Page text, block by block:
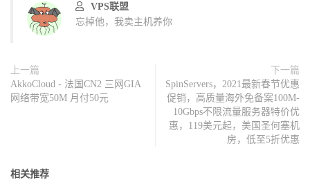
VPS联盟
忘掉他，我卖主机养你
上一篇
AkkoCloud - 法国CN2 三网GIA
网络带宽50M 月付50元
下一篇
SpinServers，2021最新春节优惠
促销，高质量海外免备案100M-
10Gbps不限流量服务器特价优
惠，119美元起，美国圣何塞机
房，低至5折优惠
相关推荐